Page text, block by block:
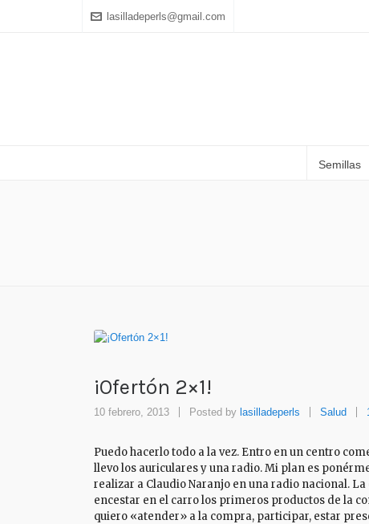
lasilladeperls@gmail.com
Semillas
¡Ofertón 2×1!
10 febrero, 2013 Posted by lasilladeperls Salud
Puedo hacerlo todo a la vez. Entro en un centro
llevo los auriculares y una radio. Mi plan es
realizar a Claudio Naranjo en una radio nacional.
encestar en el carro los primeros productos de la
quiero «atender» a la compra, participar, estar